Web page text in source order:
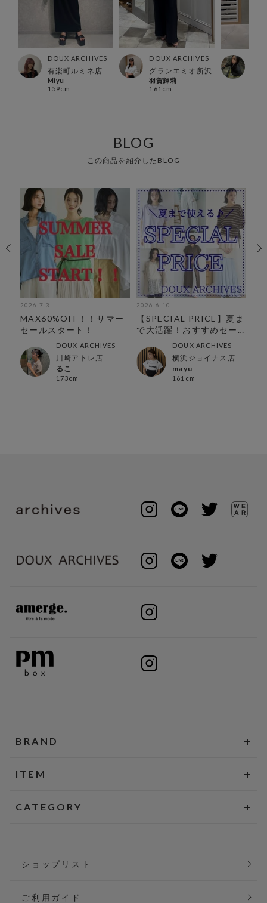
DOUX ARCHIVES
有楽町ルミネ店
Miyu
159cm
DOUX ARCHIVES
グランエミオ所沢
羽賀輝莉
161cm
BLOG
この商品を紹介したBLOG
2026-7-3
MAX60%OFF！！サマー
セールスタート！
DOUX ARCHIVES
川崎アトレ店
るこ
173cm
2026-6-10
【SPECIAL PRICE】夏ま
で大活躍！おすすめセー
ルアイテムDOUX ARCHIVES
横浜ジョイナス店
mayu
161cm
BRAND
ITEM
CATEGORY
ショップリスト
ご利用ガイド